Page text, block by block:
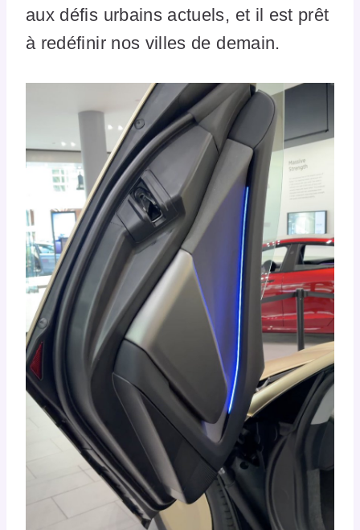
aux défis urbains actuels, et il est prêt
à redéfinir nos villes de demain.